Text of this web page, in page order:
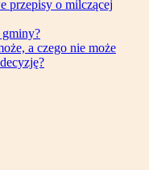
przepisy o milczącej
gminy?
a czego nie może